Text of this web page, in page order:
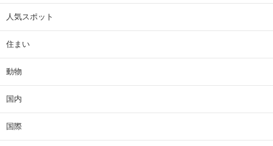
人気スポット
住まい
動物
国内
国際